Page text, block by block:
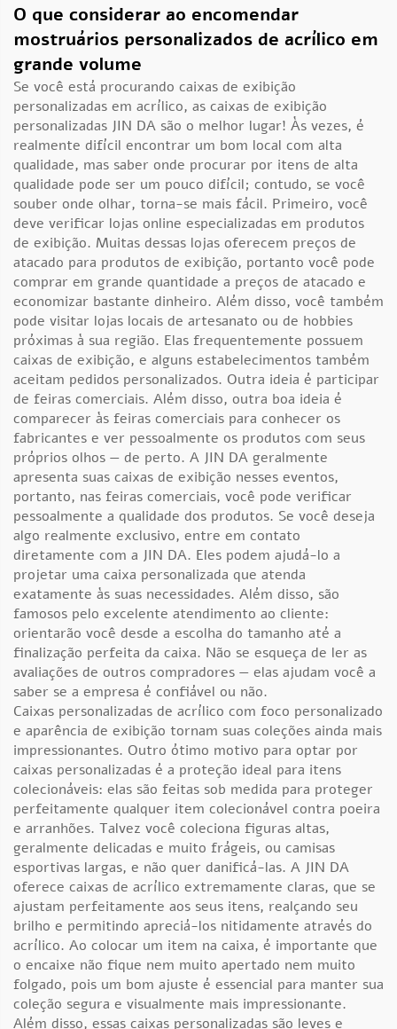
O que considerar ao encomendar
mostruários personalizados de acrílico em
grande volume
Se você está procurando caixas de exibição
personalizadas em acrílico, as caixas de exibição
personalizadas JIN DA são o melhor lugar! Às vezes, é
realmente difícil encontrar um bom local com alta
qualidade, mas saber onde procurar por itens de alta
qualidade pode ser um pouco difícil; contudo, se você
souber onde olhar, torna-se mais fácil. Primeiro, você
deve verificar lojas online especializadas em produtos
de exibição. Muitas dessas lojas oferecem preços de
atacado para produtos de exibição, portanto você pode
comprar em grande quantidade a preços de atacado e
economizar bastante dinheiro. Além disso, você também
pode visitar lojas locais de artesanato ou de hobbies
próximas à sua região. Elas frequentemente possuem
caixas de exibição, e alguns estabelecimentos também
aceitam pedidos personalizados. Outra ideia é participar
de feiras comerciais. Além disso, outra boa ideia é
comparecer às feiras comerciais para conhecer os
fabricantes e ver pessoalmente os produtos com seus
próprios olhos — de perto. A JIN DA geralmente
apresenta suas caixas de exibição nesses eventos,
portanto, nas feiras comerciais, você pode verificar
pessoalmente a qualidade dos produtos. Se você deseja
algo realmente exclusivo, entre em contato
diretamente com a JIN DA. Eles podem ajudá-lo a
projetar uma caixa personalizada que atenda
exatamente às suas necessidades. Além disso, são
famosos pelo excelente atendimento ao cliente:
orientarão você desde a escolha do tamanho até a
finalização perfeita da caixa. Não se esqueça de ler as
avaliações de outros compradores — elas ajudam você a
saber se a empresa é confiável ou não.
Caixas personalizadas de acrílico com foco personalizado
e aparência de exibição tornam suas coleções ainda mais
impressionantes. Outro ótimo motivo para optar por
caixas personalizadas é a proteção ideal para itens
colecionáveis: elas são feitas sob medida para proteger
perfeitamente qualquer item colecionável contra poeira
e arranhões. Talvez você coleciona figuras altas,
geralmente delicadas e muito frágeis, ou camisas
esportivas largas, e não quer danificá-las. A JIN DA
oferece caixas de acrílico extremamente claras, que se
ajustam perfeitamente aos seus itens, realçando seu
brilho e permitindo apreciá-los nitidamente através do
acrílico. Ao colocar um item na caixa, é importante que
o encaixe não fique nem muito apertado nem muito
folgado, pois um bom ajuste é essencial para manter sua
coleção segura e visualmente mais impressionante.
Além disso, essas caixas personalizadas são leves e